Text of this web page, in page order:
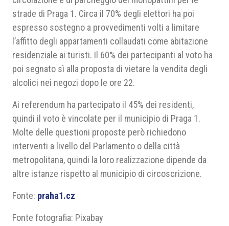
strade di Praga 1. Circa il 70% degli elettori ha poi
espresso sostegno a provvedimenti volti a limitare
l’affitto degli appartamenti collaudati come abitazione
residenziale ai turisti. Il 60% dei partecipanti al voto ha
poi segnato sì alla proposta di vietare la vendita degli
alcolici nei negozi dopo le ore 22.
Ai referendum ha partecipato il 45% dei residenti,
quindi il voto è vincolate per il municipio di Praga 1.
Molte delle questioni proposte però richiedono
interventi a livello del Parlamento o della città
metropolitana, quindi la loro realizzazione dipende da
altre istanze rispetto al municipio di circoscrizione.
Fonte: praha1.cz
Fonte fotografia: Pixabay